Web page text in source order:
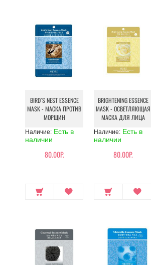
BIRD`S NEST ESSENCE
MASK - МАСКА ПРОТИВ
МОРЩИН
Наличие: Есть в
наличии
80.00Р.
BRIGHTENING ESSENCE
MASK - ОСВЕТЛЯЮЩАЯ
МАСКА ДЛЯ ЛИЦА
Наличие: Есть в
наличии
80.00Р.